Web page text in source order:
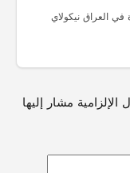
العراق نيكولاي
الإلزامية مشار إليها